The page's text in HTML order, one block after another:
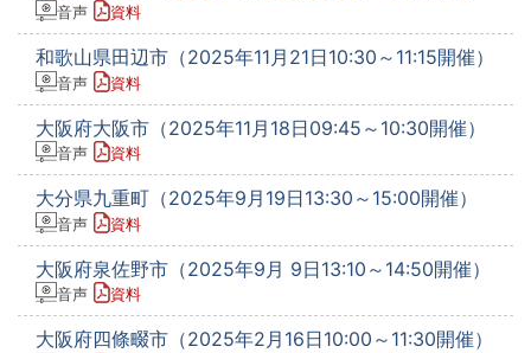
音声 資料
和歌山県田辺市（2025年11月21日10:30～11:15開催）
音声 資料
大阪府大阪市（2025年11月18日09:45～10:30開催）
音声 資料
大分県九重町（2025年9月19日13:30～15:00開催）
音声 資料
大阪府泉佐野市（2025年9月 9日13:10～14:50開催）
音声 資料
大阪府四條畷市（2025年2月16日10:00～11:30開催）